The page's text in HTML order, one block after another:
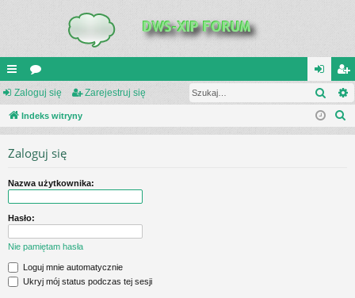
UI
C
IN
S
or
a
al
og
ar
ej
Zaloguj się Zarejestruj się
Indeks witryny
Zaloguj się
Nazwa użytkownika:
Hasło:
Nie pamiętam hasła
Loguj mnie automatycznie
Ukryj mój status podczas tej sesji